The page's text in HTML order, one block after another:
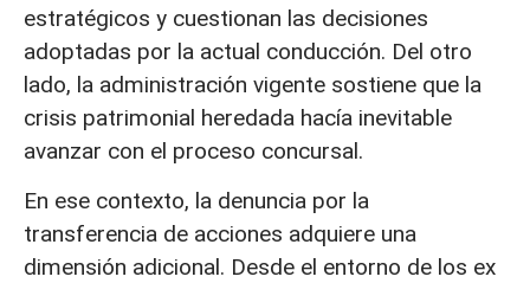
estratégicos y cuestionan las decisiones
adoptadas por la actual conducción. Del otro
lado, la administración vigente sostiene que la
crisis patrimonial heredada hacía inevitable
avanzar con el proceso concursal.
En ese contexto, la denuncia por la
transferencia de acciones adquiere una
dimensión adicional. Desde el entorno de los ex